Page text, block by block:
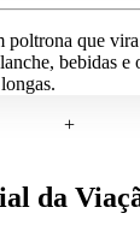
poltrona que
bebidas e
+
da